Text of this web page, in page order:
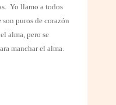
Yo llamo a todos
puros de corazón
alma, pero se
manchar el alma.